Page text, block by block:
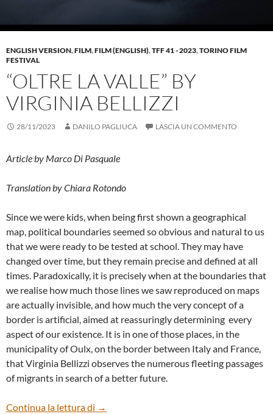
ENGLISH VERSION,FILM,FILM (ENGLISH),TFF 41 - 2023,TORINO FILM
FESTIVAL
“OLTRE LA VALLE” BY
VIRGINIA BELLIZZI
28/11/2023 DANILO PAGLIUCA LASCIA UN COMMENTO
Article by Marco Di Pasquale
Translation by Chiara Rotondo
Since we were kids, when being first shown a geographical
map, political boundaries seemed so obvious and natural to us
that we were ready to be tested at school. They may have
changed over time, but they remain precise and defined at all
times. Paradoxically, it is precisely when at the boundaries that
we realise how much those lines we saw reproduced on maps
are actually invisible, and how much the very concept of a
border is artificial, aimed at reassuringly determining every
aspect of our existence. It is in one of those places, in the
municipality of Oulx, on the border between Italy and France,
that Virginia Bellizzi observes the numerous fleeting passages
of migrants in search of a better future.
Continua la lettura di “OLTRE LA VALLE” BY VIRGINIA
→